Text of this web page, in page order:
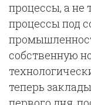
процессы, а не
процессы под
собственную
теперь